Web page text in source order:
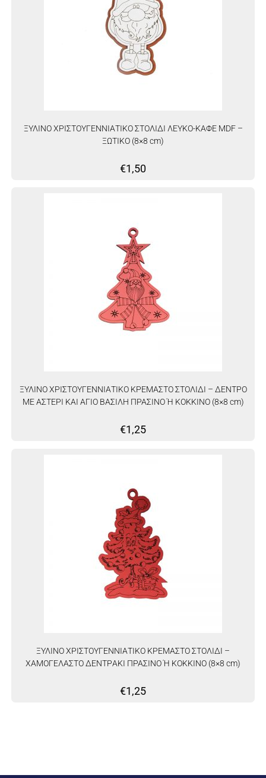
ΞΥΛΙΝΟ ΧΡΙΣΤΟΥΓΕΝΝΙΑΤΙΚΟ ΣΤΟΛΙΔΙ ΛΕΥΚΟ-ΚΑΦΕ MDF –
ΞΩΤΙΚΟ (8×8 cm)
€1,50
ΞΥΛΙΝΟ ΧΡΙΣΤΟΥΓΕΝΝΙΑΤΙΚΟ ΚΡΕΜΑΣΤΟ ΣΤΟΛΙΔΙ – ΔΕΝΤΡΟ
ΜΕ ΑΣΤΕΡΙ ΚΑΙ ΑΓΙΟ ΒΑΣΙΛΗ ΠΡΑΣΙΝΟ Ή ΚΟΚΚΙΝΟ (8×8 cm)
€1,25
ΞΥΛΙΝΟ ΧΡΙΣΤΟΥΓΕΝΝΙΑΤΙΚΟ ΚΡΕΜΑΣΤΟ ΣΤΟΛΙΔΙ –
ΧΑΜΟΓΕΛΑΣΤΟ ΔΕΝΤΡAKI ΠΡΑΣΙΝΟ Ή ΚΟΚΚΙΝΟ (8×8 cm)
€1,25